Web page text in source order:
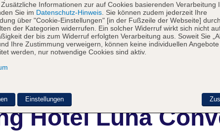
Hotel Luna
. Zusätzliche Informationen zur auf Cookies basierenden Verarbeitung
Sie im Datenschutz-Hinweis . Sie können zudem jederzeit Ihre
über "Cookie-Einstellungen" [in der Fußzeile der Webseite] durch
der Kategorien widerrufen. Ein solcher Widerruf wirkt sich nicht
der bis zum Widerruf erfolgten Verarbeitung aus. Soweit Sie
Ihre Zustimmung verweigern, können keine individuellen Angebote
werden, nur notwendige Cookies sind aktiv.
Einstellungen